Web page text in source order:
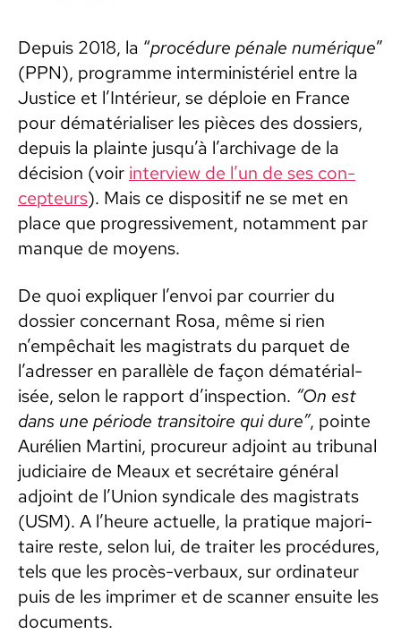
Depuis 2018, la “procé­dure pénale numérique”
(PPN), pro­gramme inter­min­istériel entre la
Jus­tice et l’In­térieur, se déploie en France
pour dématéri­alis­er les pièces des dossiers,
depuis la plainte jusqu’à l’archivage de la
déci­sion (voir inter­view de l’un de ses con­
cep­teurs). Mais ce dis­posi­tif ne se met en
place que pro­gres­sive­ment, notam­ment par
manque de moyens.
De quoi expli­quer l’en­voi par cour­ri­er du
dossier con­cer­nant Rosa, même si rien
n’empêchait les mag­is­trats du par­quet de
l’adress­er en par­al­lèle de façon dématéri­al­
isée, selon le rap­port d’in­spec­tion. “On est
dans une péri­ode tran­si­toire qui dure”, pointe
Aurélien Mar­ti­ni, pro­cureur adjoint au tri­bunal
judi­ci­aire de Meaux et secré­taire général
adjoint de l’U­nion syn­di­cale des mag­is­trats
(USM). A l’heure actuelle, la pra­tique majori­
taire reste, selon lui, de traiter les procé­dures,
tels que les procès-ver­baux, sur ordi­na­teur
puis de les imprimer et de scan­ner ensuite les
doc­u­ments.